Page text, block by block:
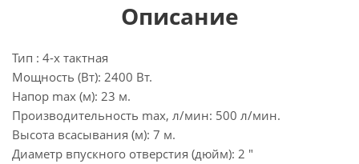
Описание
Тип : 4-х тактная
Мощность (Вт): 2400 Вт.
Напор max (м): 23 м.
Производительность max, л/мин: 500 л/мин.
Высота всасывания (м): 7 м.
Диаметр впускного отверстия (дюйм): 2 "